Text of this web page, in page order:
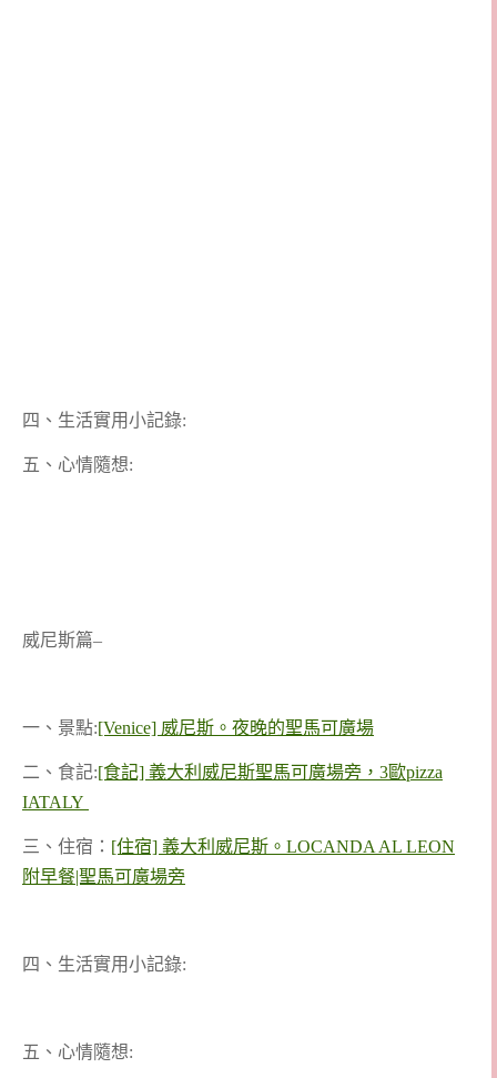
四、生活實用小記錄:
五、心情隨想:
威尼斯篇–
一、景點:[Venice] 威尼斯。夜晚的聖馬可廣場
二、食記:[食記] 義大利威尼斯聖馬可廣場旁，3歐pizza
IATALY
三、住宿： [住宿] 義大利威尼斯。LOCANDA AL LEON
附早餐|聖馬可廣場旁
四、生活實用小記錄:
五、心情隨想: